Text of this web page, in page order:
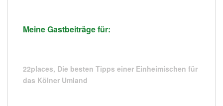
Meine Gastbeiträge für:
22places, Die besten Tipps einer Einheimischen für
das Kölner Umland